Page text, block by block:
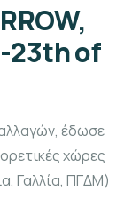
23th of
έδωσε
χώρες
Γαλλία, ΠΓΔΜ)